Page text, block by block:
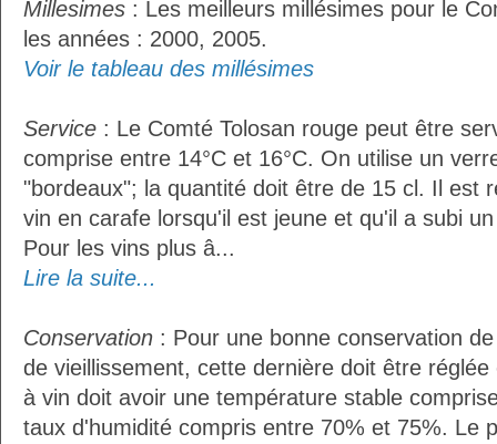
Millesimes : Les meilleurs millésimes pour le
les années : 2000, 2005.
Voir le tableau des millésimes
Service : Le Comté Tolosan rouge peut être
comprise entre 14°C et 16°C. On utilise un
"bordeaux"; la quantité doit être de 15 cl. Il est
vin en carafe lorsqu'il est jeune et qu'il a subi
Pour les vins plus â...
Lire la suite...
Conservation : Pour une bonne conservation
de vieillissement, cette dernière doit être réglée
à vin doit avoir une température stable
taux d'humidité compris entre 70% et 75%. Le